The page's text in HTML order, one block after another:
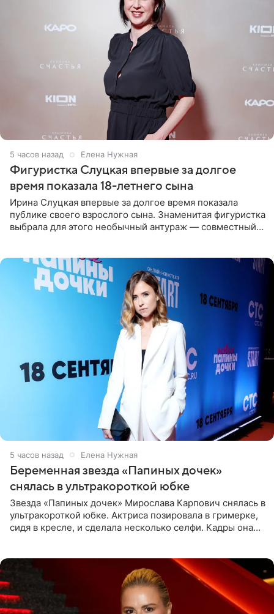
5 часов назад Елена Нужная
Фигуристка Слуцкая впервые за долгое
время показала 18-летнего сына
Ирина Слуцкая впервые за долгое время показала
публике своего взрослого сына. Знаменитая фигуристка
выбрала для этого необычный антураж — совместный
5 часов назад Елена Нужная
Беременная звезда «Папиных дочек»
снялась в ультракороткой юбке
Звезда «Папиных дочек» Мирослава Карпович снялась в
ультракороткой юбке. Актриса позировала в гримерке,
сидя в кресле, и сделала несколько селфи. Кадры она